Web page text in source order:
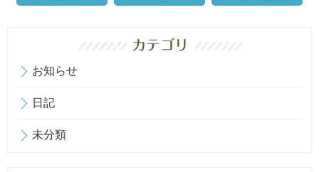
お知らせ
日記
未分類